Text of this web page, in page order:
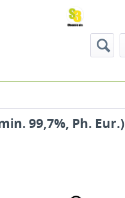
99,7%, Ph. Eur.)